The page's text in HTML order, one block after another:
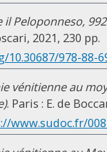
il Peloponneso,
2021, 230 pp.
978-88-
vénitienne au
. Paris : E. de
www.sudoc.fr/